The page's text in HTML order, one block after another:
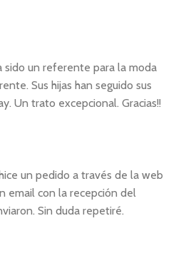
sido un referente para la moda
Sus hijas han seguido sus
Un trato excepcional. Gracias!!
un pedido a través de la web
email con la recepción del
Sin duda repetiré.